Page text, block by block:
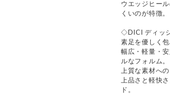
ウエッジヒー
くいのが特徴。
◇DICI ディッ
素足を優しく
幅広・軽量・
ルなフォルム。
上質な素材へ
上品さと軽快
ド。